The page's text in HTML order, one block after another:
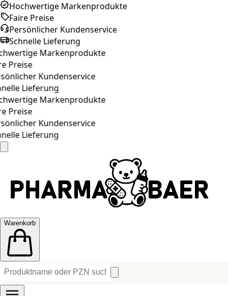
Hochwertige Markenprodukte
Faire Preise
Persönlicher Kundenservice
Schnelle Lieferung
Markenprodukte
Preise
Kundenservice
Lieferung
Markenprodukte
Preise
Kundenservice
Lieferung
Warenkorb